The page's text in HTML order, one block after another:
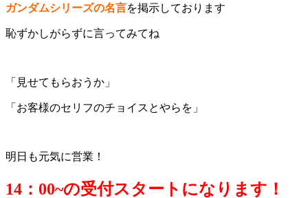
ガンダムシリーズの名言を掲示しております
恥ずかしがらずに言ってみてね
「見せてもらおうか」
「お客様のセリフのチョイスとやらを」
明日も元気に営業！
14：00~の受付スタートになります！